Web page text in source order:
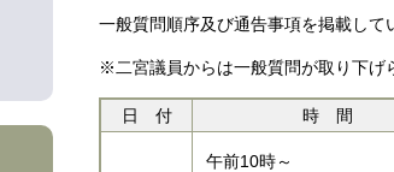
一般質問順序及び通告事項を掲載して
※二宮議員からは一般質問が取り下げ
日 付 時 間
午前10時～